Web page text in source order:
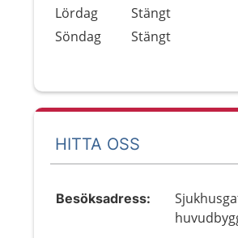
Lördag
Stängt
Söndag
Stängt
HITTA OSS
Besöksadress: